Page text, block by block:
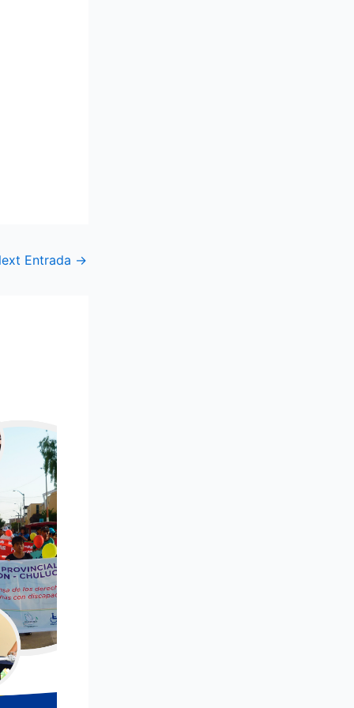
Entrada →